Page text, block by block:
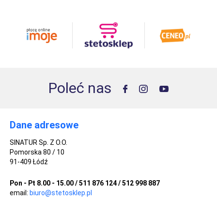
Poleć nas
Dane adresowe
SINATUR Sp. Z O.O.
Pomorska 80 / 10
91-409 Łódź
Pon - Pt 8.00 - 15.00 / 511 876 124 / 512 998 887
email: biuro@stetosklep.pl